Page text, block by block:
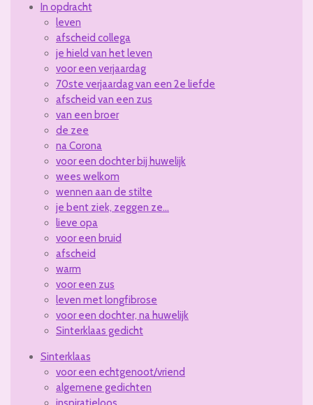
In opdracht
leven
afscheid collega
je hield van het leven
voor een verjaardag
70ste verjaardag van een 2e liefde
afscheid van een zus
van een broer
de zee
na Corona
voor een dochter bij huwelijk
wees welkom
wennen aan de stilte
je bent ziek, zeggen ze...
lieve opa
voor een bruid
afscheid
warm
voor een zus
leven met longfibrose
voor een dochter, na huwelijk
Sinterklaas gedicht
Sinterklaas
voor een echtgenoot/vriend
algemene gedichten